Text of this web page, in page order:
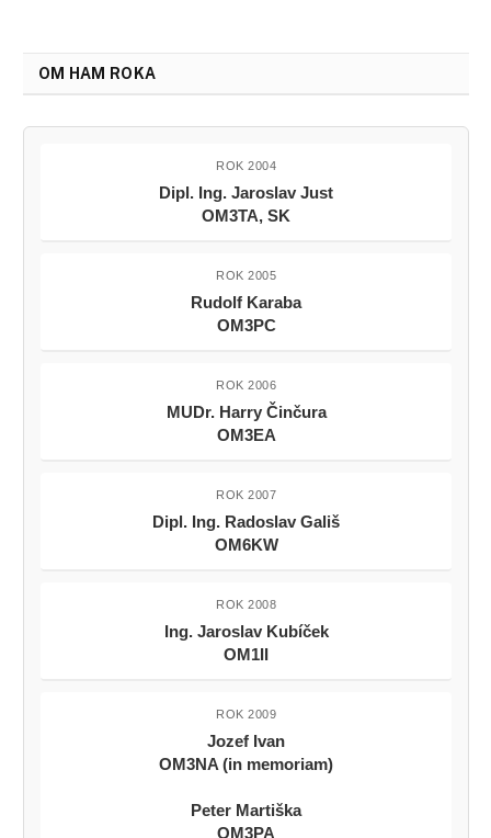
OM HAM ROKA
ROK 2004
Dipl. Ing. Jaroslav Just
OM3TA, SK
ROK 2005
Rudolf Karaba
OM3PC
ROK 2006
MUDr. Harry Činčura
OM3EA
ROK 2007
Dipl. Ing. Radoslav Gališ
OM6KW
ROK 2008
Ing. Jaroslav Kubíček
OM1II
ROK 2009
Jozef Ivan
OM3NA (in memoriam)
Peter Martiška
OM3PA